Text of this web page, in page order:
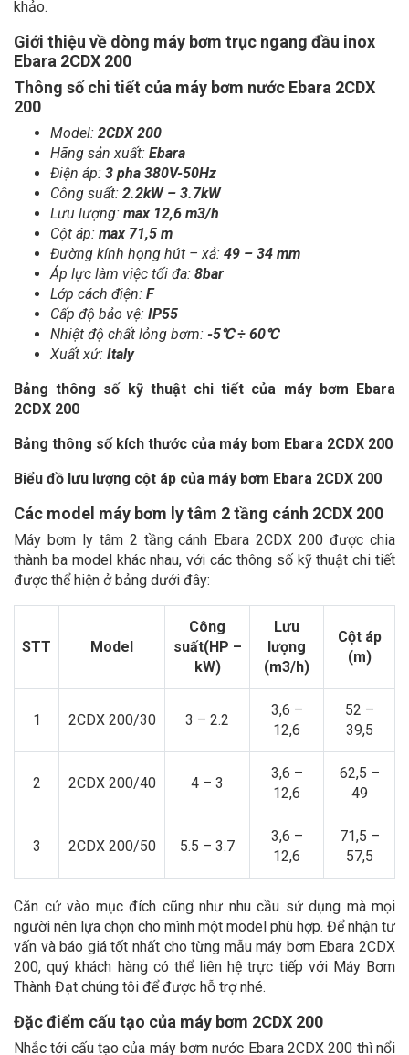
khảo.
Giới thiệu về dòng máy bơm trục ngang đầu inox
Ebara 2CDX 200
Thông số chi tiết của máy bơm nước Ebara 2CDX
200
Model: 2CDX 200
Hãng sản xuất: Ebara
Điện áp: 3 pha 380V-50Hz
Công suất: 2.2kW – 3.7kW
Lưu lượng: max 12,6 m3/h
Cột áp: max 71,5 m
Đường kính họng hút – xả: 49 – 34 mm
Áp lực làm việc tối đa: 8bar
Lớp cách điện: F
Cấp độ bảo vệ: IP55
Nhiệt độ chất lỏng bơm: -5℃ ÷ 60℃
Xuất xứ: Italy
Bảng thông số kỹ thuật chi tiết của máy bơm Ebara
2CDX 200
Bảng thông số kích thước của máy bơm Ebara 2CDX 200
Biểu đồ lưu lượng cột áp của máy bơm Ebara 2CDX 200
Các model máy bơm ly tâm 2 tầng cánh 2CDX 200
Máy bơm ly tâm 2 tầng cánh Ebara 2CDX 200 được chia
thành ba model khác nhau, với các thông số kỹ thuật chi tiết
được thể hiện ở bảng dưới đây:
STT Model
Công
suất(HP –
kW)
Lưu
lượng
(m3/h)
Cột áp
(m)
1 2CDX 200/30 3 – 2.2
3,6 –
12,6
52 –
39,5
2 2CDX 200/40 4 – 3
3,6 –
12,6
62,5 –
49
3 2CDX 200/50 5.5 – 3.7
3,6 –
12,6
71,5 –
57,5
Căn cứ vào mục đích cũng như nhu cầu sử dụng mà mọi
người nên lựa chọn cho mình một model phù hợp. Để nhận tư
vấn và báo giá tốt nhất cho từng mẫu máy bơm Ebara 2CDX
200, quý khách hàng có thể liên hệ trực tiếp với Máy Bơm
Thành Đạt chúng tôi để được hỗ trợ nhé.
Đặc điểm cấu tạo của máy bơm 2CDX 200
Nhắc tới cấu tạo của máy bơm nước Ebara 2CDX 200 thì nổi